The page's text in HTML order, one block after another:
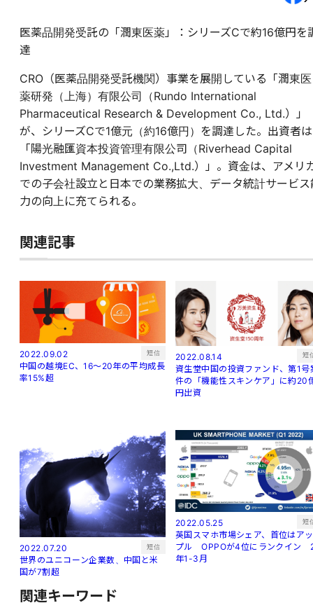
医薬品開発受託の「潤東医薬」：シリーズCで約16億円を
達
CRO（医薬品開発受託機関）事業を展開している「潤東医
薬研発（上海）有限公司（Rundo International
Pharmaceutical Research & Development Co., Ltd.）」
が、シリーズCで1億元（約16億円）を調達した。出資者は
「陽光融匯資本投資管理有限公司（Riverhead Capital
Investment Management Co.,Ltd.）」。資金は、アメリ
での子会社設立と日本での業務拡大、データ統計サービス
力の向上に充てられる。
関連記事
2022.09.02 短信
中国の越境EC、16～20年の平均成長
率15%超
2022.08.14 短
資生堂中国の投資ファンド、第1号
件の「機能性スキンケア」に約20
円出資
2022.07.20 短信
世界のユニコーン企業数、中国と米
国が7割超
2022.05.25 短
英国スマホ市場シェア、首位はアッ
プル OPPOが4位にランクイン
年1-3月
関連キーワード